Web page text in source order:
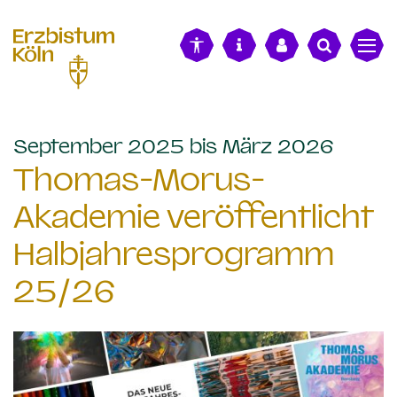
September 2025 bis März 2026
Thomas-Morus-
Akademie veröffentlicht
Halbjahresprogramm
25/26